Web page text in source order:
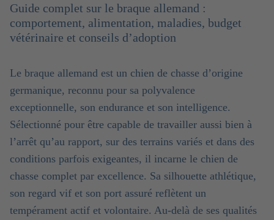
Guide complet sur le braque allemand :
comportement, alimentation, maladies, budget
vétérinaire et conseils d’adoption
Le braque allemand est un chien de chasse d’origine
germanique, reconnu pour sa polyvalence
exceptionnelle, son endurance et son intelligence.
Sélectionné pour être capable de travailler aussi bien à
l’arrêt qu’au rapport, sur des terrains variés et dans des
conditions parfois exigeantes, il incarne le chien de
chasse complet par excellence. Sa silhouette athlétique,
son regard vif et son port assuré reflètent un
tempérament actif et volontaire. Au-delà de ses qualités